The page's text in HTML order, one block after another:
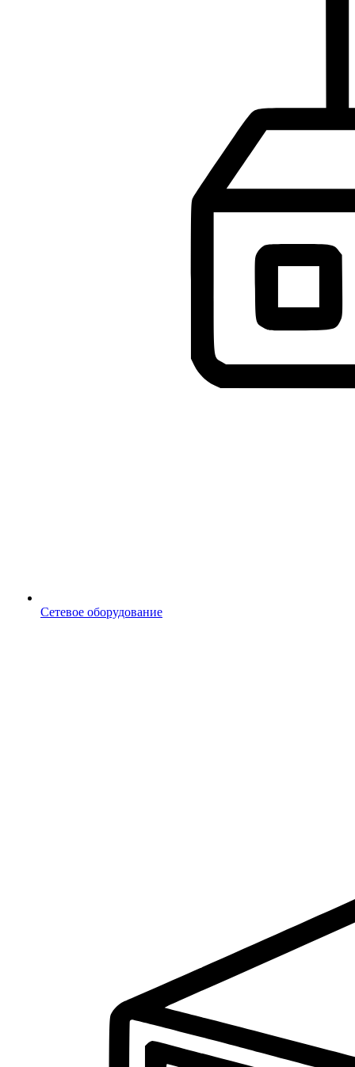
Сетевое оборудование